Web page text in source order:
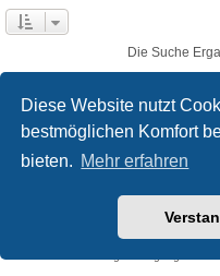
Diese Website nutzt
bestmöglichen Komfort
bieten. Mehr erfahren
Die Suche
Foren-Übersicht Kontakt
® Forum Software ©
phpBB.de
created by INVENTEA